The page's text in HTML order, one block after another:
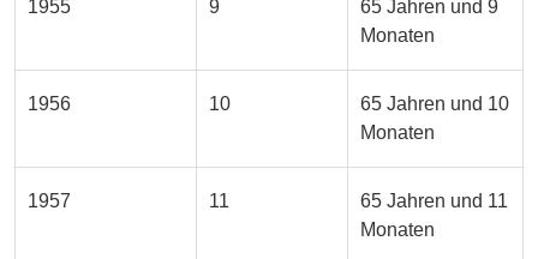
1955 9
65 Jahren und 9
Monaten
1956 10
65 Jahren und 10
Monaten
1957 11
65 Jahren und 11
Monaten